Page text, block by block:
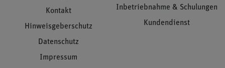
Kontakt
Hinweisgeberschutz
Datenschutz
Impressum
Inbetriebnahme & Schulungen
Kundendienst